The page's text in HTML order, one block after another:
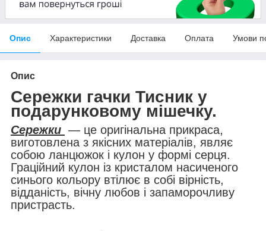
Опис Характеристики Доставка Оплата Умови
Опис
Сережки гачки Тисник у
подарунковому мішечку.
Сережки — це оригінальна прикраса,
виготовлена з якісних матеріалів, являє
собою ланцюжок і кулон у формі серця.
Граційний кулон із кристалом насиченого
синього кольору втілює в собі вірність,
відданість, вічну любов і запаморочливу
пристрасть.